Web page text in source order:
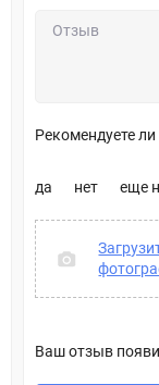
Рекомендуете
да нет еще
Ваш отзыв